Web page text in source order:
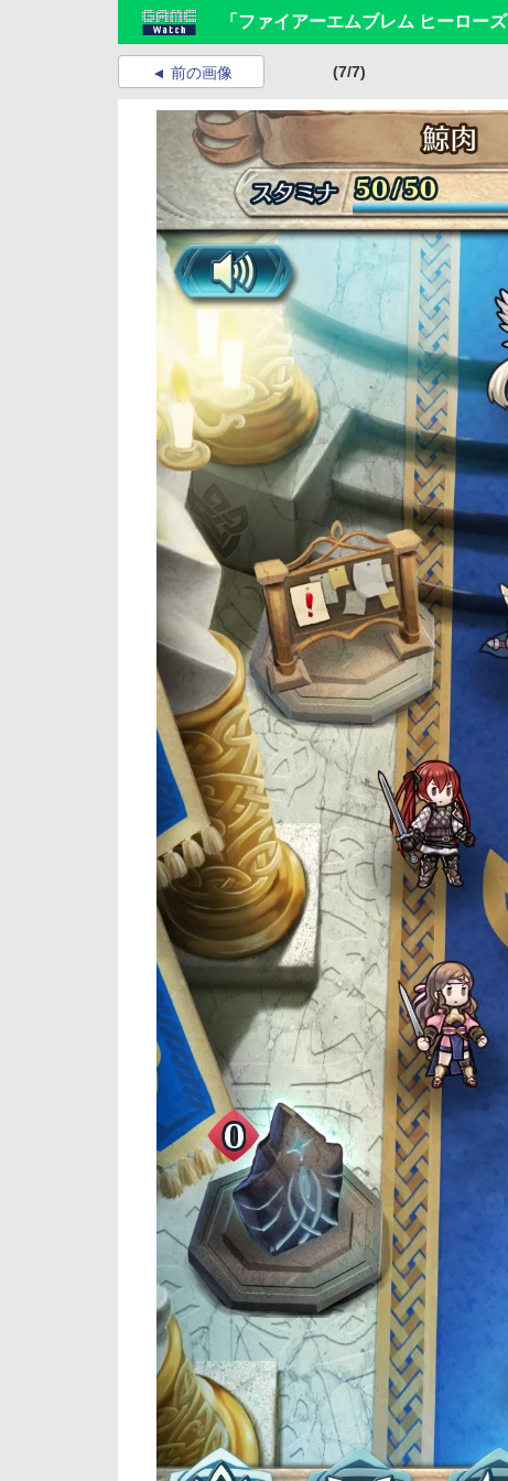
「ファイアーエムブレム ヒーロー
前の画像 (7/7)